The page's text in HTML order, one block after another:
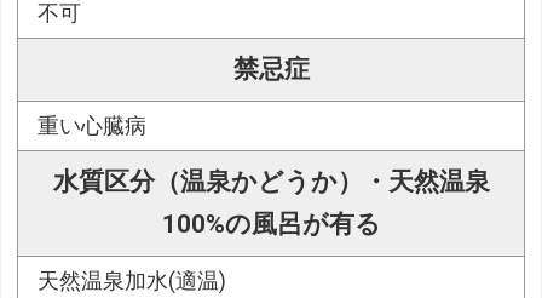
不可
禁忌症
重い心臓病
水質区分（温泉かどうか）・天然温泉
100%の風呂が有る
天然温泉加水(適温)